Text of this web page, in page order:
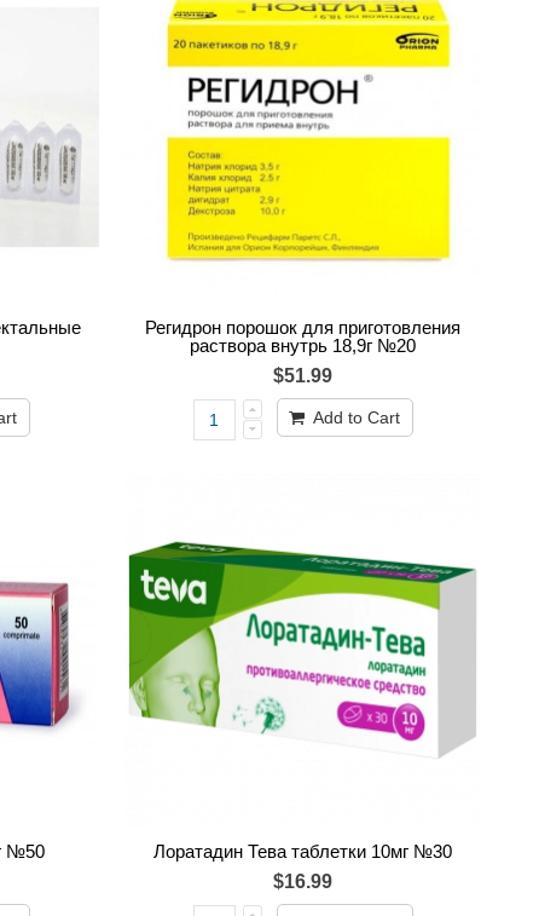
Регидрон порошок для приготовления
раствора внутрь 18,9г №20
$51.99
Add to Cart
№50
Лоратадин Тева таблетки 10мг №30
$16.99